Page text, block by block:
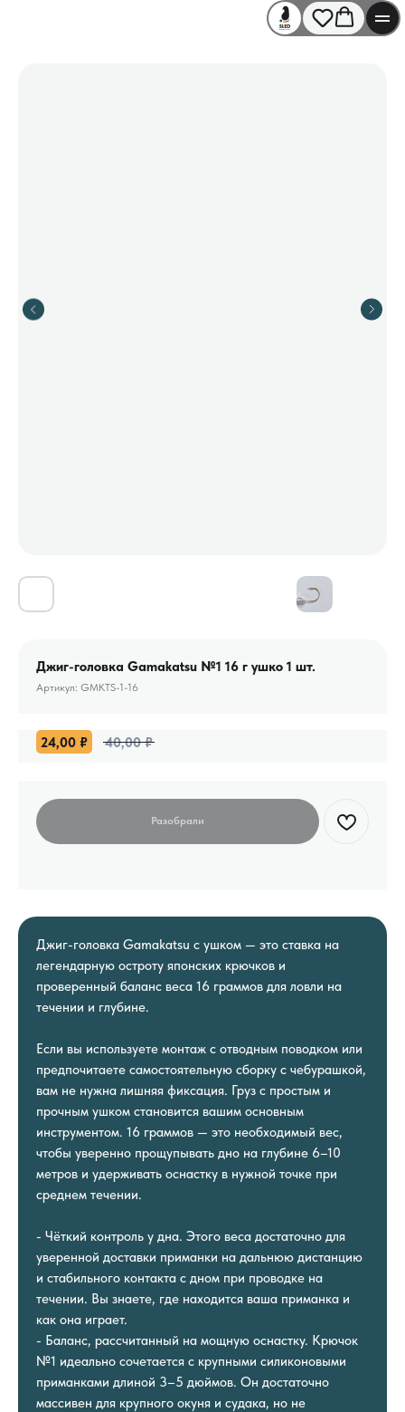
Джиг-головка Gamakatsu №1 16 г ушко 1 шт.
Артикул: GMKTS-1-16
24,00 ₽ 40,00 ₽
Джиг-головка Gamakatsu с ушком — это ставка на
легендарную остроту японских крючков и
проверенный баланс веса 16 граммов для ловли на
течении и глубине.
Если вы используете монтаж с отводным поводком или
предпочитаете самостоятельную сборку с чебурашкой,
вам не нужна лишняя фиксация. Груз с простым и
прочным ушком становится вашим основным
инструментом. 16 граммов — это необходимый вес,
чтобы уверенно прощупывать дно на глубине 6–10
метров и удерживать оснастку в нужной точке при
среднем течении.
- Чёткий контроль у дна. Этого веса достаточно для
уверенной доставки приманки на дальнюю дистанцию
и стабильного контакта с дном при проводке на
течении. Вы знаете, где находится ваша приманка и
как она играет.
- Баланс, рассчитанный на мощную оснастку. Крючок
№1 идеально сочетается с крупными силиконовыми
приманками длиной 3–5 дюймов. Он достаточно
массивен для крупного окуня и судака, но не